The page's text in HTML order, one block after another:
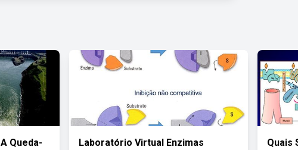
Queda- Laboratório Virtual Enzimas Quais